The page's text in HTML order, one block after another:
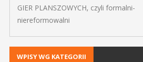
GIER PLANSZOWYCH, czyli formalni-
niereformowalni
WPISY WG KATEGORII